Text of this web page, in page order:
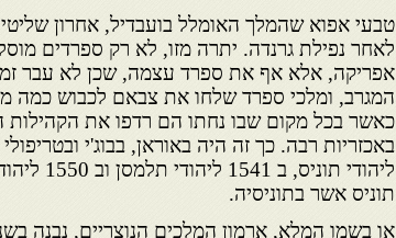
טבעי אפוא שהמלך האומלל בועבדיל, אחרון
לאחר נפילת גרנדה. יתרה מזו, לא רק ספרדים
אפריקה, אלא אף את ספרד עצמה, שכן לא עבר
המגרב, ומלכי ספרד שלחו את צבאם לכבוש כמה
כאשר בכל מקום שבו נחתו הם רדפו את הקהילות
ליהודי
תוניס אשר בתוניסיה.